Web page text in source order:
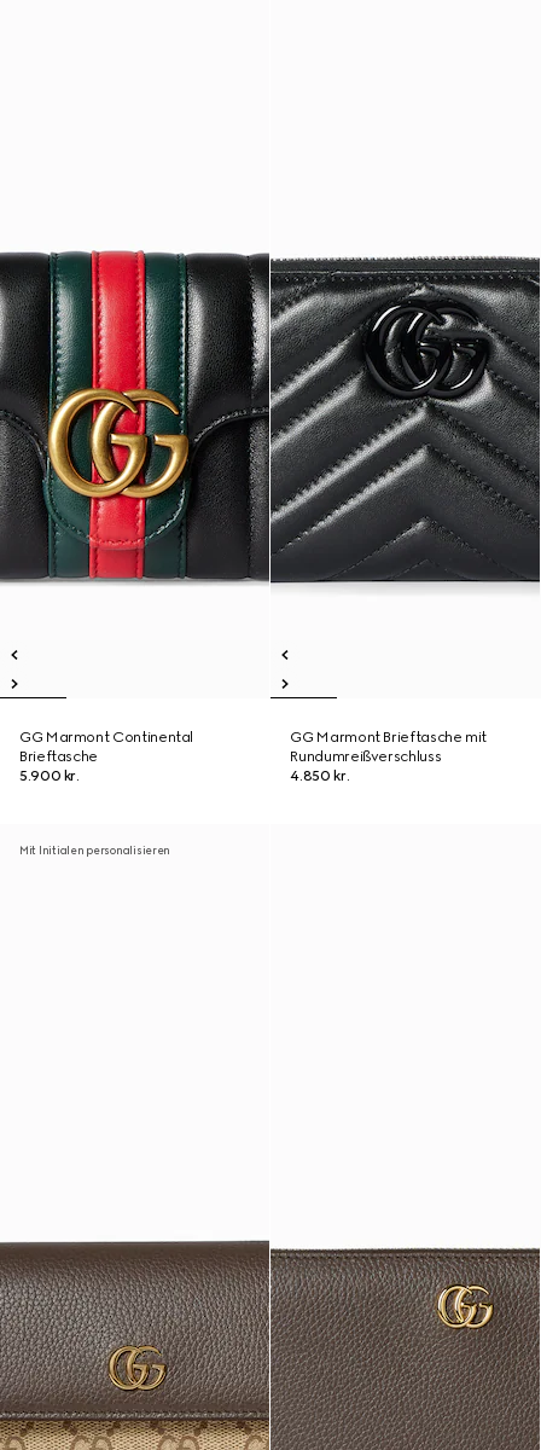
GG Marmont Continental
Brieftasche
5.900 kr.
GG Marmont Brieftasche mit
Rundumreißverschluss
4.850 kr.
Mit Initialen personalisieren